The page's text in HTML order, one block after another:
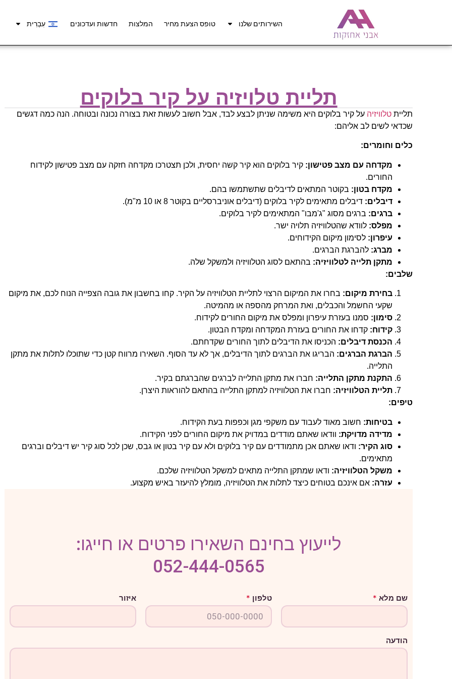
השירותים שלנו טופס הצעת מחיר המלצות חדשות ועדכונים עִבְרִית
תליית טלויזיה על קיר בלוקים
תליית טלוויזיה על קיר בלוקים היא משימה שניתן לבצע לבד, אבל חשוב לעשות זאת בצורה נכונה ובטוחה. הנה כמה דגשים
שכדאי לשים לב אליהם:
כלים וחומרים:
מקדחה עם מצב פטישון: קיר בלוקים הוא קיר קשה יחסית, ולכן תצטרכו מקדחה חזקה עם מצב פטישון לקידוח
החורים.
מקדח בטון: בקוטר המתאים לדיבלים שתשתמשו בהם.
דיבלים: דיבלים מתאימים לקיר בלוקים (דיבלים אוניברסליים בקוטר 8 או 10 מ"מ).
ברגים: ברגים מסוג "ג'מבו" המתאימים לקיר בלוקים.
מפלס: לוודא שהטלוויזיה תלויה ישר.
עיפרון: לסימון מיקום הקידוחים.
מברג: להברגת הברגים.
מתקן תלייה לטלוויזיה: בהתאם לסוג הטלוויזיה ולמשקל שלה.
שלבים:
בחירת מיקום: בחרו את המיקום הרצוי לתליית הטלוויזיה על הקיר. קחו בחשבון את גובה הצפייה הנוח לכם, את מיקום
שקעי החשמל והכבלים, ואת המרחק מהספה או מהמיטה.
סימון: סמנו בעזרת עיפרון ומפלס את מיקום החורים לקידוח.
קידוח: קדחו את החורים בעזרת המקדחה ומקדח הבטון.
הכנסת דיבלים: הכניסו את הדיבלים לתוך החורים שקדחתם.
הברגת הברגים: הבריגו את הברגים לתוך הדיבלים, אך לא עד הסוף. השאירו מרווח קטן כדי שתוכלו לתלות את מתקן
התלייה.
התקנת מתקן התלייה: חברו את מתקן התלייה לברגים שהברגתם בקיר.
תליית הטלוויזיה: חברו את הטלוויזיה למתקן התלייה בהתאם להוראות היצרן.
טיפים:
בטיחות: חשוב מאוד לעבוד עם משקפי מגן וכפפות בעת הקידוח.
מדידה מדויקת: וודאו שאתם מודדים במדויק את מיקום החורים לפני הקידוח.
סוג הקיר: ודאו שאתם אכן מתמודדים עם קיר בלוקים ולא עם קיר בטון או גבס, שכן לכל סוג קיר יש דיבלים וברגים
מתאימים.
משקל הטלוויזיה: ודאו שמתקן התלייה מתאים למשקל הטלוויזיה שלכם.
עזרה: אם אינכם בטוחים כיצד לתלות את הטלוויזיה, מומלץ להיעזר באיש מקצוע.
לייעוץ בחינם השאירו פרטים או חייגו:
052-444-0565
שם מלא * טלפון * ה
ו
ה
ל
פ
איזור
הודעה